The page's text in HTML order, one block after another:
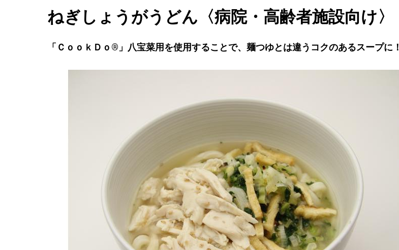
ねぎしょうがうどん〈病院・高齢者施設向け〉
「ＣｏｏｋＤｏ®」八宝菜用を使用することで、麺つゆとは違うコクのあるスープに！